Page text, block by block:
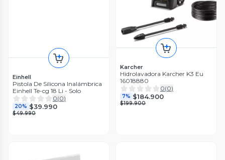
Einhell
Pistola De Silicona Inalámbrica
Einhell Te-cg 18 Li - Solo
0(0)
20% $39.990
$49.990
Karcher
Hidrolavadora Karcher K3 Eu
16018880
0(0)
7% $184.900
$199.900